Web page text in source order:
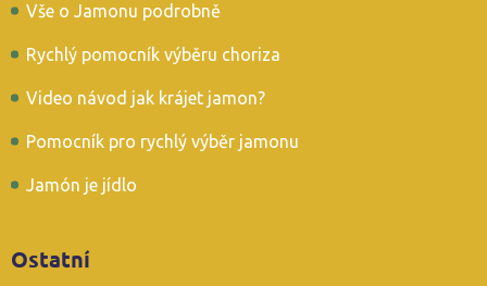
Vše o Jamonu podrobně
Rychlý pomocník výběru choriza
Video návod jak krájet jamon?
Pomocník pro rychlý výběr jamonu
Jamón je jídlo
Ostatní